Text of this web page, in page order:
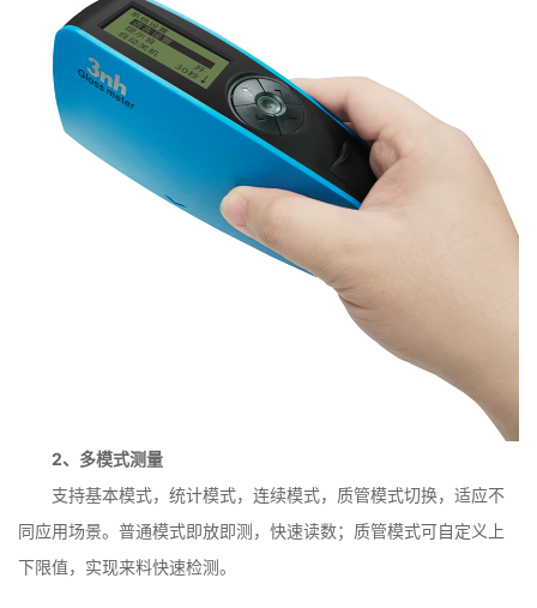
2、多模式测量
支持基本模式，统计模式，连续模式，质管模式切换，适应不
同应用场景。普通模式即放即测，快速读数；质管模式可自定义上
下限值，实现来料快速检测。